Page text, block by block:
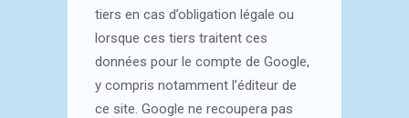
tiers en cas d’obligation légale ou
lorsque ces tiers traitent ces
données pour le compte de Google,
y compris notamment l’éditeur de
ce site. Google ne recoupera pas